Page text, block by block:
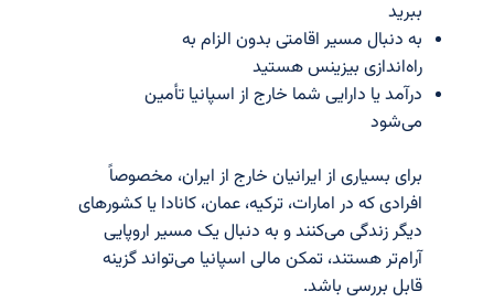
به دنبال مسیر اقامتی بدون الزام به
راه‌اندازی بیزینس هستید
درآمد یا دارایی شما خارج از اسپانیا تأمین
می‌شود
برای بسیاری از ایرانیان خارج از ایران، مخصوصاً
افرادی که در امارات، ترکیه، عمان، کانادا یا کشورهای
دیگر زندگی می‌کنند و به دنبال یک مسیر اروپایی
آرام‌تر هستند، تمکن مالی اسپانیا می‌تواند گزینه
قابل بررسی باشد.